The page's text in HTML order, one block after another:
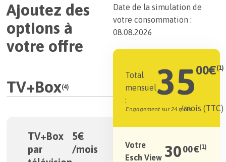
Ajoutez des
options à
votre offre
TV+Box(4)
TV+Box
par
5€
/mois
Date de la simulation de
votre consommation :
08.08.2026
Total
mensuel
:
Engagement sur 24 mois
3500€(1)
/mois (TTC)
Votre
Esch View 3000€(1)